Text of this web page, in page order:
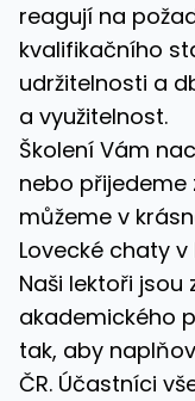
reagují na
kvalifikačního
udržitelnosti a
a využitelnost.
Školení Vám
nebo přijedeme
můžeme v
Lovecké chaty v
Naši lektoři jsou
akademického
tak, aby
ČR. Účastníci